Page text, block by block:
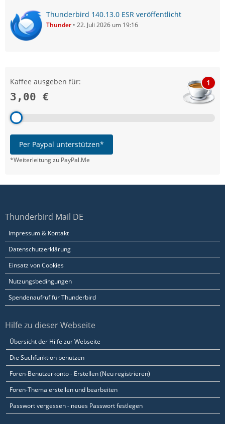
Thunderbird 140.13.0 ESR veröffentlicht
Thunder 22. Juli 2026 um 19:16
Kaffee ausgeben für:
3,00 €
1
Per Paypal unterstützen*
*Weiterleitung zu PayPal.Me
Thunderbird Mail DE
Impressum & Kontakt
Datenschutzerklärung
Einsatz von Cookies
Nutzungsbedingungen
Spendenaufruf für Thunderbird
Hilfe zu dieser Webseite
Übersicht der Hilfe zur Webseite
Die Suchfunktion benutzen
Foren-Benutzerkonto - Erstellen (Neu registrieren)
Foren-Thema erstellen und bearbeiten
Passwort vergessen - neues Passwort festlegen